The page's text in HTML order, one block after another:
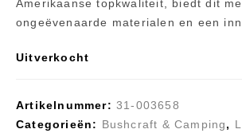
Amerikaanse topkwaliteit, biedt dit
ongeëvenaarde materialen en een
Uitverkocht
Artikelnummer: 31-003658
Categorieën: Bushcraft & Camping,